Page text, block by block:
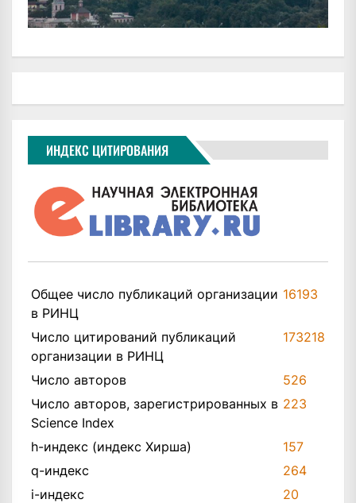
ИНДЕКС ЦИТИРОВАНИЯ
Общее число публикаций организации
в РИНЦ
16193
Число цитирований публикаций
организации в РИНЦ
173218
Число авторов
526
Число авторов, зарегистрированных в
Science Index
223
h-индекс (индекс Хирша)
157
q-индекс
264
i-индекс
20